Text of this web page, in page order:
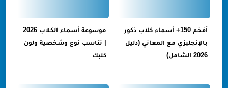
أفخم 150+ أسماء كلاب ذكور
بالإنجليزي مع المعاني (دليل
2026 الشامل)
موسوعة أسماء الكلاب 2026
| تناسب نوع وشخصية ولون
كلبك